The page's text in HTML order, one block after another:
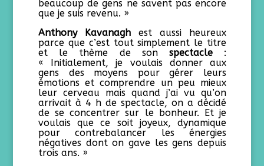
beaucoup de gens ne savent pas encore
que je suis revenu. »
Anthony Kavanagh est aussi heureux
parce que c’est tout simplement le titre
et le thème de son spectacle:
« Initialement, je voulais donner aux
gens des moyens pour gérer leurs
émotions et comprendre un peu mieux
leur cerveau mais quand j’ai vu qu’on
arrivait à 4 h de spectacle, on a décidé
de se concentrer sur le bonheur. Et je
voulais que ce soit joyeux, dynamique
pour contrebalancer les énergies
négatives dont on gave les gens depuis
trois ans. »